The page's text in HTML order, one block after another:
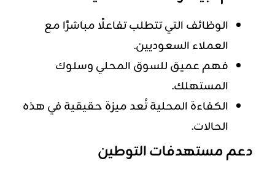
الوظائف التي تتطلب تفاعلًا مباشرًا مع
العملاء السعوديين.
فهم عميق للسوق المحلي وسلوك
المستهلك.
الكفاءة المحلية تُعد ميزة حقيقية في هذه
الحالات.
دعم مستهدفات التوطين